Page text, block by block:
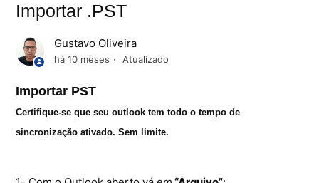
Cloud Skymail
Hospedagem De Sites
Painel De Controle
Backup
Importar .PST
Gustavo Oliveira
há 10 meses Atualizado
Importar PST
Certifique-se que seu outlook tem todo o tempo de
sincronização ativado. Sem limite.